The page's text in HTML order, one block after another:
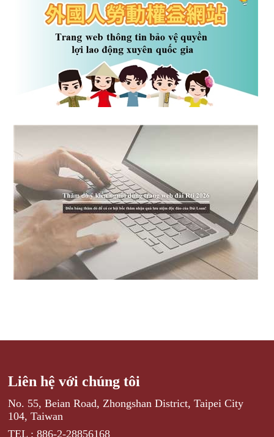
Liên hệ với chúng tôi
No. 55, Beian Road, Zhongshan District, Taipei City
104, Taiwan
TEL : 886-2-28856168